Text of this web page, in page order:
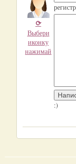
⟳
Выбери
иконку
нажимай
:)